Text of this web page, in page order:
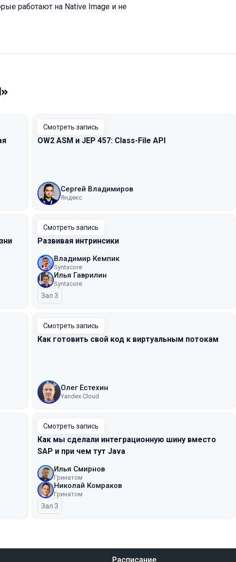
работают на Native Image и не
Смотреть запись
OW2 ASM и JEP 457: Class-File API
Сергей Владимиров
Яндекс
Смотреть запись
Развивая интринсики
Владимир Кемпик
Syntacore
Илья Гаврилин
Syntacore
Зал 3
Смотреть запись
Как готовить свой код к виртуальным потокам
Олег Естехин
Yandex Cloud
Смотреть запись
Как мы сделали интеграционную шину вместо
SAP и при чем тут Java
Илья Смирнов
Гринатом
Николай Комраков
Гринатом
Зал 3
Расписание